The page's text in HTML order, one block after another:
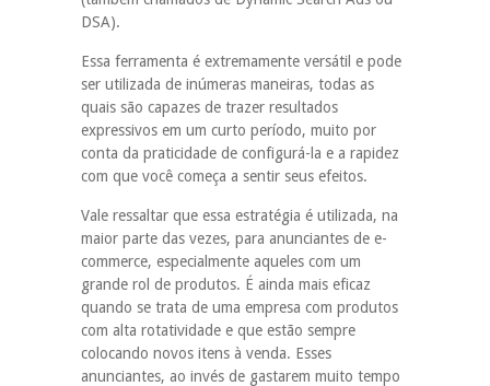
DSA).
Essa ferramenta é extremamente versátil e pode
ser utilizada de inúmeras maneiras, todas as
quais são capazes de trazer resultados
expressivos em um curto período, muito por
conta da praticidade de configurá-la e a rapidez
com que você começa a sentir seus efeitos.
Vale ressaltar que essa estratégia é utilizada, na
maior parte das vezes, para anunciantes de e-
commerce, especialmente aqueles com um
grande rol de produtos. É ainda mais eficaz
quando se trata de uma empresa com produtos
com alta rotatividade e que estão sempre
colocando novos itens à venda. Esses
anunciantes, ao invés de gastarem muito tempo